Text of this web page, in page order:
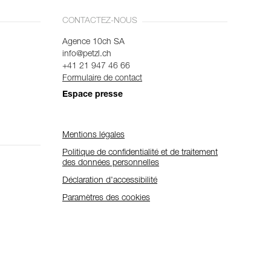
CONTACTEZ-NOUS
Agence 10ch SA
info@petzl.ch
+41 21 947 46 66
Formulaire de contact
Espace presse
Mentions légales
Politique de confidentialité et de traitement
des données personnelles
Déclaration d'accessibilité
Paramètres des cookies